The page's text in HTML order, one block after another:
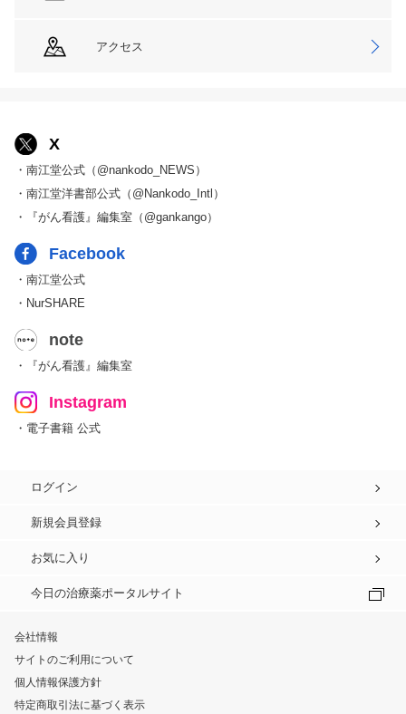
アクセス
X
・南江堂公式（@nankodo_NEWS）
・南江堂洋書部公式（@Nankodo_Intl）
・『がん看護』編集室（@gankango）
Facebook
・南江堂公式
・NurSHARE
note
・『がん看護』編集室
Instagram
・電子書籍 公式
ログイン
新規会員登録
お気に入り
今日の治療薬ポータルサイト
会社情報
サイトのご利用について
個人情報保護方針
特定商取引法に基づく表示